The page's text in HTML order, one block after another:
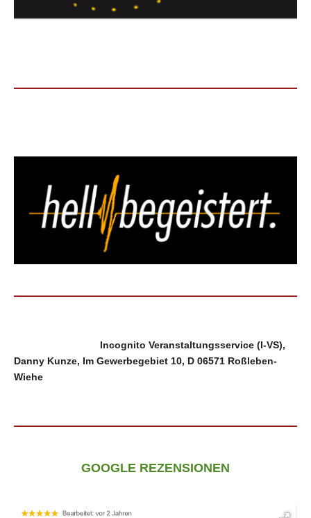
Incognito Veranstaltungsservice (I-VS),
Danny Kunze, Im Gewerbegebiet 10, D 06571 Roßleben-
Wiehe
GOOGLE REZENSIONEN